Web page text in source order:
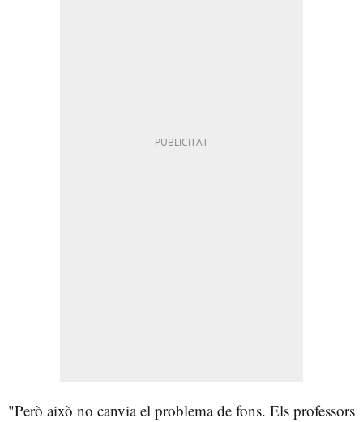
"Però això no canvia el problema de fons. Els professors